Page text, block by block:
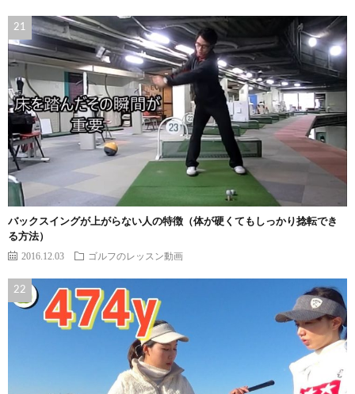
バックスイングが上がらない人の特徴（体が硬くてもしっかり捻転でき
る方法）
2016.12.03 ゴルフのレッスン動画